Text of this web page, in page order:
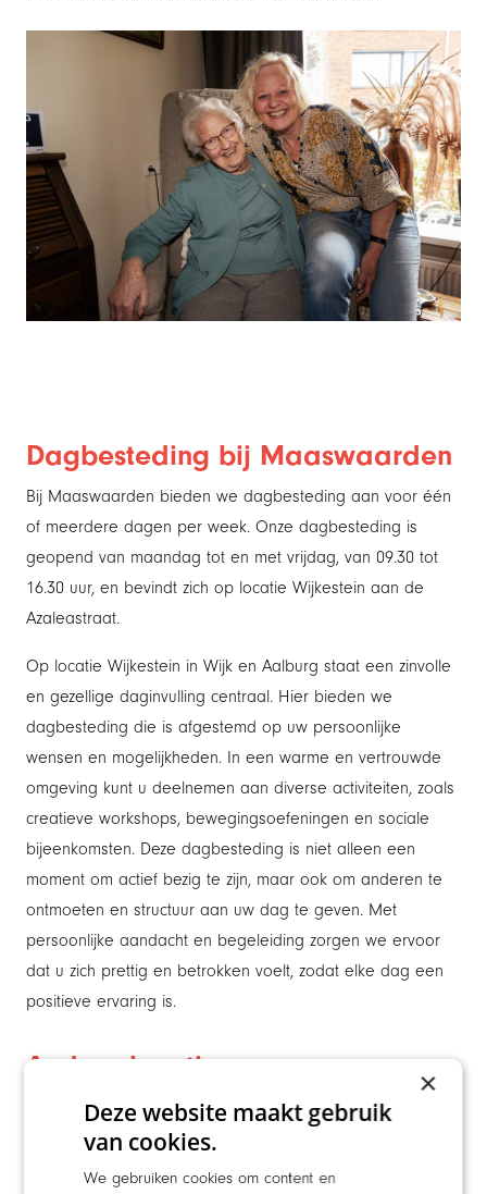
Dagbesteding bij Maaswaarden
Bij Maaswaarden bieden we dagbesteding aan voor één
of meerdere dagen per week. Onze dagbesteding is
geopend van maandag tot en met vrijdag, van 09.30 tot
16.30 uur, en bevindt zich op locatie Wijkestein aan de
Azaleastraat.
Op locatie Wijkestein in Wijk en Aalburg staat een zinvolle
en gezellige daginvulling centraal. Hier bieden we
dagbesteding die is afgestemd op uw persoonlijke
wensen en mogelijkheden. In een warme en vertrouwde
omgeving kunt u deelnemen aan diverse activiteiten, zoals
creatieve workshops, bewegingsoefeningen en sociale
bijeenkomsten. Deze dagbesteding is niet alleen een
moment om actief bezig te zijn, maar ook om anderen te
ontmoeten en structuur aan uw dag te geven. Met
persoonlijke aandacht en begeleiding zorgen we ervoor
dat u zich prettig en betrokken voelt, zodat elke dag een
positieve ervaring is.
Andere locaties van
Maaswaarden
Locatie De Notenhoff
×
Deze website maakt gebruik
van cookies.
We gebruiken cookies om content en